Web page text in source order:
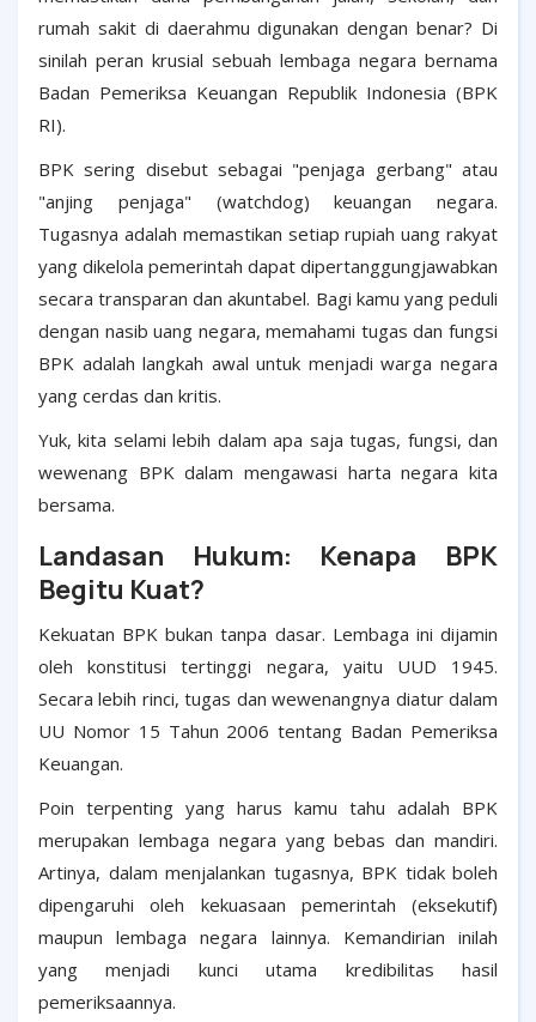
rumah sakit di daerahmu digunakan dengan benar? Di
sinilah peran krusial sebuah lembaga negara bernama
Badan Pemeriksa Keuangan Republik Indonesia (BPK
RI).
BPK sering disebut sebagai "penjaga gerbang" atau
"anjing penjaga" (watchdog) keuangan negara.
Tugasnya adalah memastikan setiap rupiah uang rakyat
yang dikelola pemerintah dapat dipertanggungjawabkan
secara transparan dan akuntabel. Bagi kamu yang peduli
dengan nasib uang negara, memahami tugas dan fungsi
BPK adalah langkah awal untuk menjadi warga negara
yang cerdas dan kritis.
Yuk, kita selami lebih dalam apa saja tugas, fungsi, dan
wewenang BPK dalam mengawasi harta negara kita
bersama.
Landasan Hukum: Kenapa BPK
Begitu Kuat?
Kekuatan BPK bukan tanpa dasar. Lembaga ini dijamin
oleh konstitusi tertinggi negara, yaitu UUD 1945.
Secara lebih rinci, tugas dan wewenangnya diatur dalam
UU Nomor 15 Tahun 2006 tentang Badan Pemeriksa
Keuangan.
Poin terpenting yang harus kamu tahu adalah BPK
merupakan lembaga negara yang bebas dan mandiri.
Artinya, dalam menjalankan tugasnya, BPK tidak boleh
dipengaruhi oleh kekuasaan pemerintah (eksekutif)
maupun lembaga negara lainnya. Kemandirian inilah
yang menjadi kunci utama kredibilitas hasil
pemeriksaannya.